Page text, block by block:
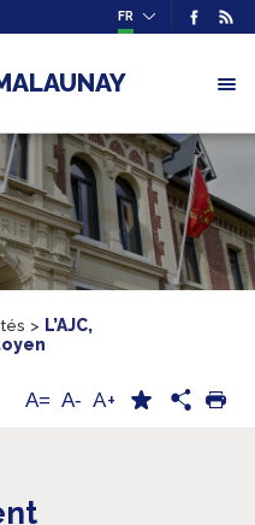
FR
> L’AJC,
A= A- A+